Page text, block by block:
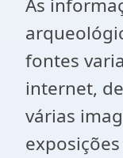
As
fontes
internet,
várias